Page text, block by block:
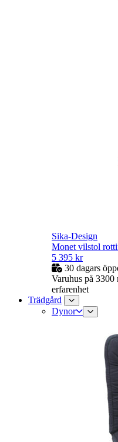
Sika-Design
Monet vilstol
5 395 kr
30 dagars
Varuhus på 3300
erfarenhet
Trädgård
Dynor